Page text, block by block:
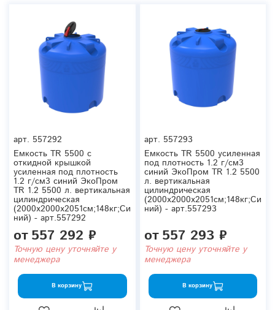
арт. 557292
Емкость TR 5500 с
откидной крышкой
усиленная под плотность
1.2 г/см3 синий ЭкоПром
TR 1.2 5500 л. вертикальная
цилиндрическая
(2000x2000x2051см;148кг;Си
ний) - арт.557292
от557 292 ₽
Точную цену уточняйте у
менеджера
В корзину
арт. 557293
Емкость TR 5500 усиленная
под плотность 1.2 г/см3
синий ЭкоПром TR 1.2 5500
л. вертикальная
цилиндрическая
(2000x2000x2051см;148кг;Си
ний) - арт.557293
от557 293 ₽
Точную цену уточняйте у
менеджера
В корзину